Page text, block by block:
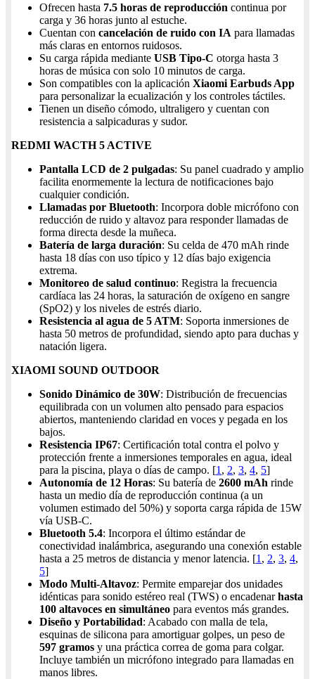
Ofrecen hasta 7.5 horas de reproducción continua por
carga y 36 horas junto al estuche.
Cuentan con cancelación de ruido con IA para llamadas
más claras en entornos ruidosos.
Su carga rápida mediante USB Tipo-C otorga hasta 3
horas de música con solo 10 minutos de carga.
Son compatibles con la aplicación Xiaomi Earbuds App
para personalizar la ecualización y los controles táctiles.
Tienen un diseño cómodo, ultraligero y cuentan con
resistencia a salpicaduras y sudor.
REDMI WACTH 5 ACTIVE
Pantalla LCD de 2 pulgadas: Su panel cuadrado y amplio
facilita enormemente la lectura de notificaciones bajo
cualquier condición.
Llamadas por Bluetooth: Incorpora doble micrófono con
reducción de ruido y altavoz para responder llamadas de
forma directa desde la muñeca.
Batería de larga duración: Su celda de 470 mAh rinde
hasta 18 días con uso típico y 12 días bajo exigencia
extrema.
Monitoreo de salud continuo: Registra la frecuencia
cardíaca las 24 horas, la saturación de oxígeno en sangre
(SpO2) y los niveles de estrés diario.
Resistencia al agua de 5 ATM: Soporta inmersiones de
hasta 50 metros de profundidad, siendo apto para duchas y
natación ligera.
XIAOMI SOUND OUTDOOR
Sonido Dinámico de 30W: Distribución de frecuencias
equilibrada con un volumen alto pensado para espacios
abiertos, manteniendo claridad en voces y pegada en los
bajos.
Resistencia IP67: Certificación total contra el polvo y
protección frente a inmersiones temporales en agua, ideal
para la piscina, playa o días de campo. [1 , 2, 3, 4, 5]
Autonomía de 12 Horas: Su batería de 2600 mAh rinde
hasta un medio día de reproducción continua (a un
volumen estimado del 50%) y soporta carga rápida de 15W
vía USB-C.
Bluetooth 5.4: Incorpora el último estándar de
conectividad inalámbrica, asegurando una conexión estable
hasta a 25 metros de distancia y menor latencia. [1 , 2, 3, 4,
5]
Modo Multi-Altavoz: Permite emparejar dos unidades
idénticas para sonido estéreo real (TWS) o encadenarhasta
100 altavoces en simultáneo para eventos más grandes.
Diseño y Portabilidad: Acabado con malla de tela,
esquinas de silicona para amortiguar golpes, un peso de
597 gramos y una práctica correa de goma para colgar.
Incluye también un micrófono integrado para llamadas en
manos libres.